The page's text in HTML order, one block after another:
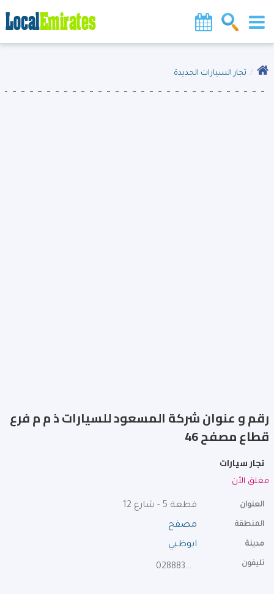
تجار السيارات الجديدة
رقم و عنوان شركة المسعود للسيارات ذ م م فرع
قطاع مصفح 46
تجار سيارات
مغلق الأن
العنوان قطعة 5 - شارع 12
المنطقة مصفح
مدينة ابوظبي
تليفون 028883888